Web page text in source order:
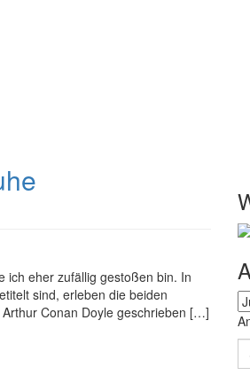
ich eher zufällig gestoßen bin. In
sind, erleben die beiden
Conan Doyle geschrieben […]